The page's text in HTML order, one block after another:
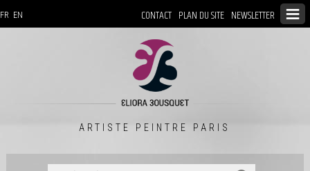
CONTACT PLAN DU SITE NEWSLETTER
FR EN
ARTISTE PEINTRE PARIS